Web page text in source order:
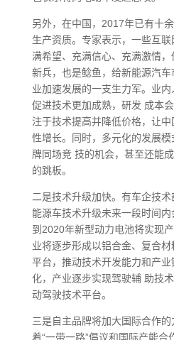
另外，在中国，2017年已有十
生产资质。专家表示，一些互
满希望、充满信心、充满激情
新兵，也是鲶鱼，给新能源汽
业加速发展的一支生力军。业
促进技术更加成熟，研发 成本
注于技术提高并降低价格，让
性增长。同时，多元化的发展
牌同场竞 技的机会，甚至还能
的跳板。
二是技术升级加快。有车企技
能源车技术升级未来一段时间
到2020年新型动力电池将实现
业将逐步形成以铝合金、复合
平台，推动技术开发能力和产
化，产业逐步实现驾驶辅 助技
动驾驶技术平台。
三是自主品牌将加大国际合作
着“一带一路”倡议和国际产能